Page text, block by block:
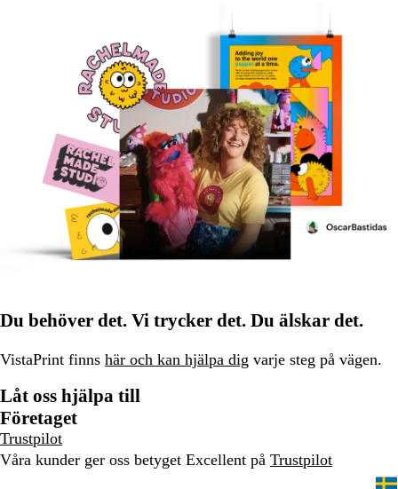
Du behöver det. Vi trycker det. Du älskar det.
VistaPrint finns här och kan hjälpa dig varje steg på vägen.
Låt oss hjälpa till
Företaget
Trustpilot
Våra kunder ger oss betyget Excellent på Trustpilot